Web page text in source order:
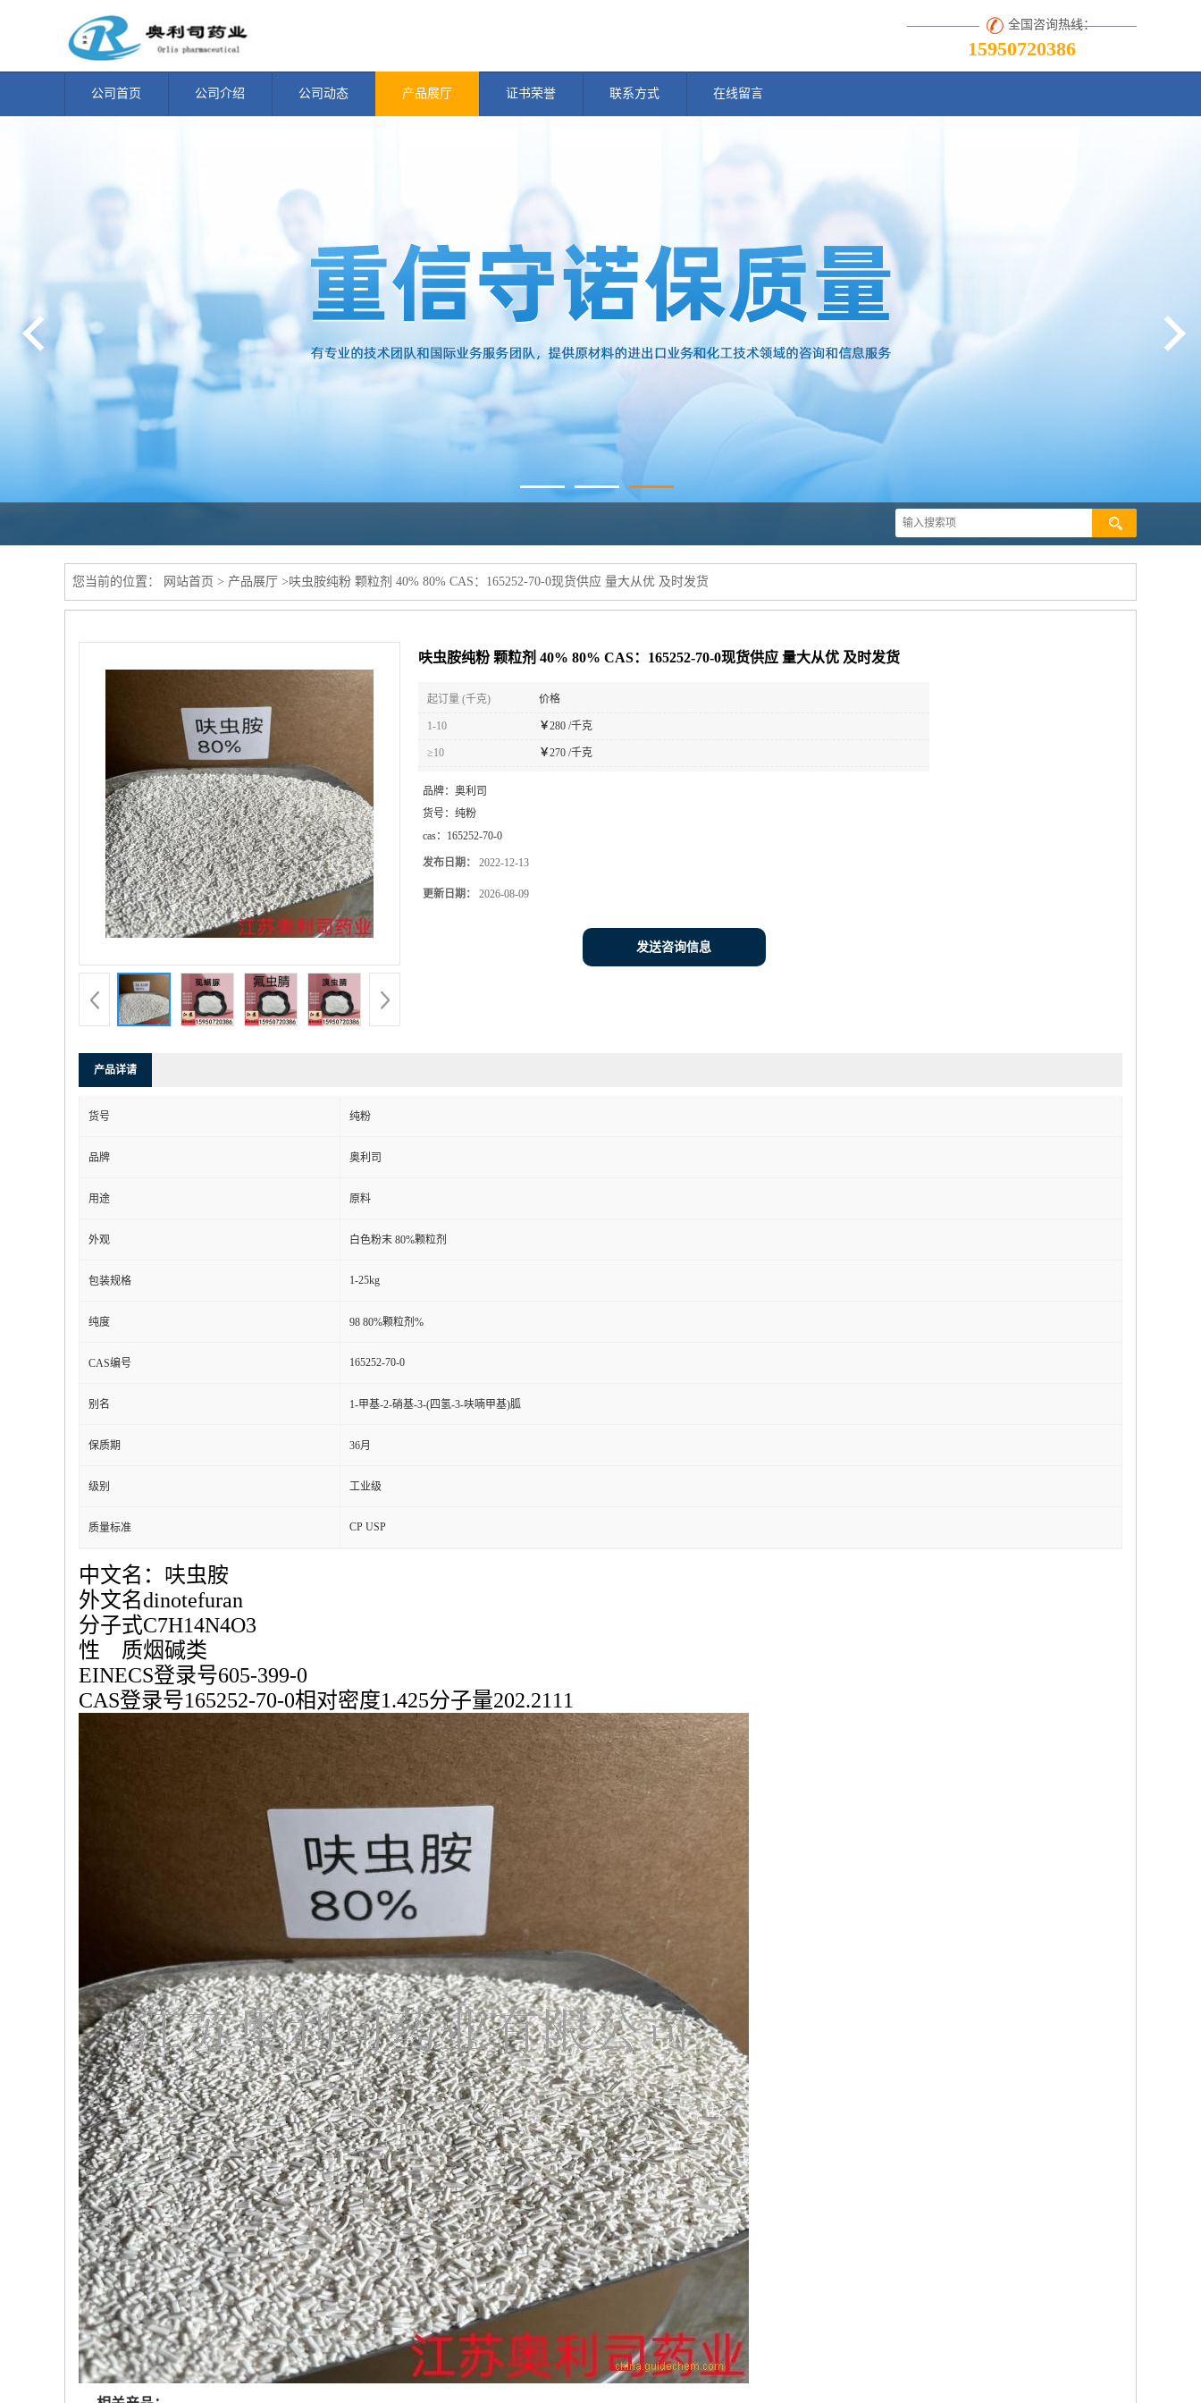
全国咨询热线：
15950720386
公司首页 公司介绍 公司动态 产品展厅 证书荣誉 联系方式 在线留言
您当前的位置： 网站首页 > 产品展厅 >呋虫胺纯粉 颗粒剂 40% 80% CAS：165252-70-0现货供应 量大从优 及时发货
呋虫胺纯粉 颗粒剂 40% 80% CAS：165252-70-0现货供应 量大从优 及时发货
起订量 (千克) 价格
1-10 ￥280 /千克
≥10 ￥270 /千克
品牌： 奥利司
货号： 纯粉
cas： 165252-70-0
发布日期： 2022-12-13
更新日期： 2026-08-09
发送咨询信息
产品详请
货号 纯粉
品牌 奥利司
用途 原料
外观 白色粉末 80%颗粒剂
包装规格 1-25kg
纯度 98 80%颗粒剂%
CAS编号 165252-70-0
别名 1-甲基-2-硝基-3-(四氢-3-呋喃甲基)胍
保质期 36月
级别 工业级
质量标准 CP USP
中文名：呋虫胺
外文名dinotefuran
分子式C7H14N4O3
性 质烟碱类
EINECS登录号605-399-0
CAS登录号165252-70-0相对密度1.425分子量202.2111